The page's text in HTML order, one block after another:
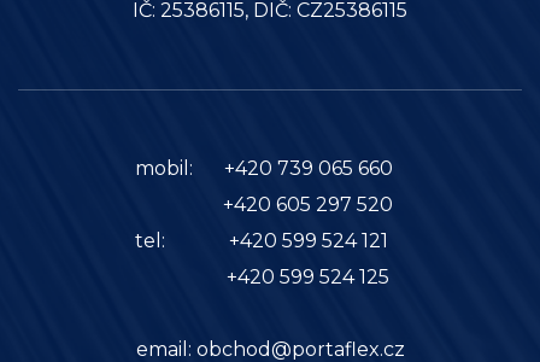
IČ: 25386115, DIČ: CZ25386115
mobil:
+420 739 065 660
+420 605 297 520
tel:
+420 599 524 121
+420 599 524 125
email: obchod@portaflex.cz